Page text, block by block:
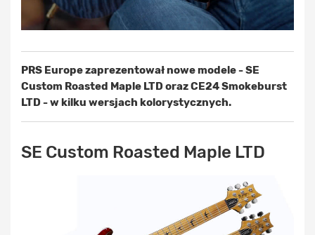
PRS Europe zaprezentował nowe modele - SE
Custom Roasted Maple LTD oraz CE24 Smokeburst
LTD - w kilku wersjach kolorystycznych.
SE Custom Roasted Maple LTD